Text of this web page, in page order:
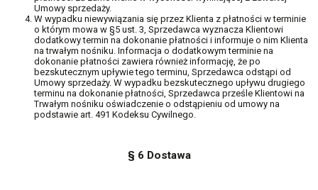
Umowy sprzedaży.
W wypadku niewywiązania się przez Klienta z płatności w terminie
o którym mowa w §5 ust. 3, Sprzedawca wyznacza Klientowi
dodatkowy termin na dokonanie płatności i informuje o nim Klienta
na trwałym nośniku. Informacja o dodatkowym terminie na
dokonanie płatności zawiera również informację, że po
bezskutecznym upływie tego terminu, Sprzedawca odstąpi od
Umowy sprzedaży. W wypadku bezskutecznego upływu drugiego
terminu na dokonanie płatności, Sprzedawca prześle Klientowi na
Trwałym nośniku oświadczenie o odstąpieniu od umowy na
podstawie art. 491 Kodeksu Cywilnego.
§ 6 Dostawa